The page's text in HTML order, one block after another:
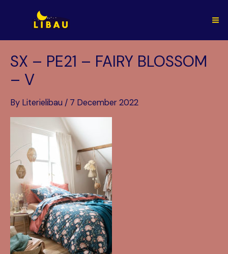
SX – PE21 – FAIRY BLOSSOM
– V
By Literielibau / 7 December 2022